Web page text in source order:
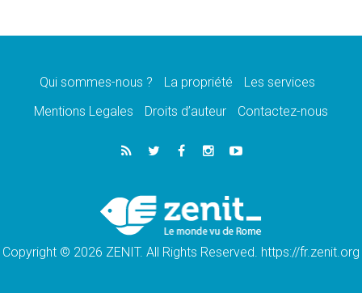
message de paix et de dignité humaine»
«La visite du Pape en Uruguay renforcera
05.08.2026
Le nonce en Ukraine: «Il est inquiétant
Léon XIV au Pérou, une lueur d'espoir pour
un peuple en quête de paix
Qui sommes-nous ? La propriété
Les services
Mentions Legales
Droits d’auteur Contactez-nous
Copyright © 2026 ZENIT. All Rights Reserved. https://fr.zenit.org